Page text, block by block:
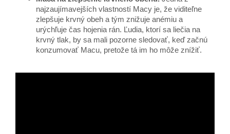
najzaujímavejších vlastností Macy je, že viditeľne
zlepšuje krvný obeh a tým znižuje anémiu a
urýchľuje čas hojenia rán. Ľudia, ktorí sa liečia na
krvný tlak, by sa mali pozorne sledovať, keď začnú
konzumovať Macu, pretože tá im ho môže znížiť.